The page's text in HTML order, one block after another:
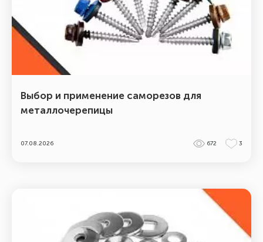
Выбор и применение саморезов для
металлочерепицы
07.08.2026 672 3